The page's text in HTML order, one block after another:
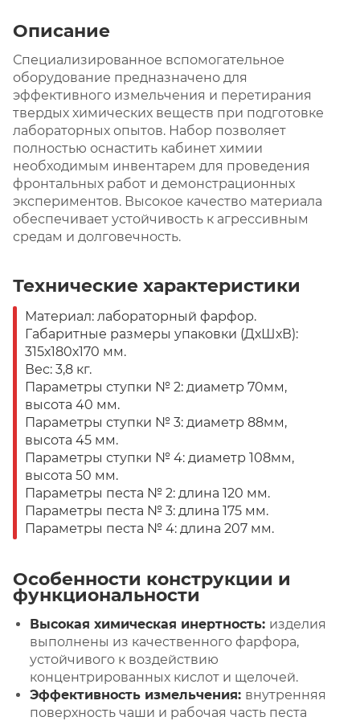
Описание
Специализированное вспомогательное
оборудование предназначено для
эффективного измельчения и перетирания
твердых химических веществ при подготовке
лабораторных опытов. Набор позволяет
полностью оснастить кабинет химии
необходимым инвентарем для проведения
фронтальных работ и демонстрационных
экспериментов. Высокое качество материала
обеспечивает устойчивость к агрессивным
средам и долговечность.
Технические характеристики
Материал: лабораторный фарфор.
Габаритные размеры упаковки (ДхШхВ):
315х180х170 мм.
Вес: 3,8 кг.
Параметры ступки № 2: диаметр 70мм,
высота 40 мм.
Параметры ступки № 3: диаметр 88мм,
высота 45 мм.
Параметры ступки № 4: диаметр 108мм,
высота 50 мм.
Параметры песта № 2: длина 120 мм.
Параметры песта № 3: длина 175 мм.
Параметры песта № 4: длина 207 мм.
Особенности конструкции и
функциональности
Высокая химическая инертность: изделия
выполнены из качественного фарфора,
устойчивого к воздействию
концентрированных кислот и щелочей.
Эффективность измельчения: внутренняя
поверхность чаши и рабочая часть песта